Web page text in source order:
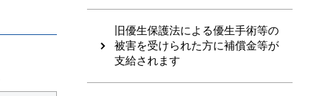
旧優生保護法による優生手術等の
被害を受けられた方に補償金等が
支給されます